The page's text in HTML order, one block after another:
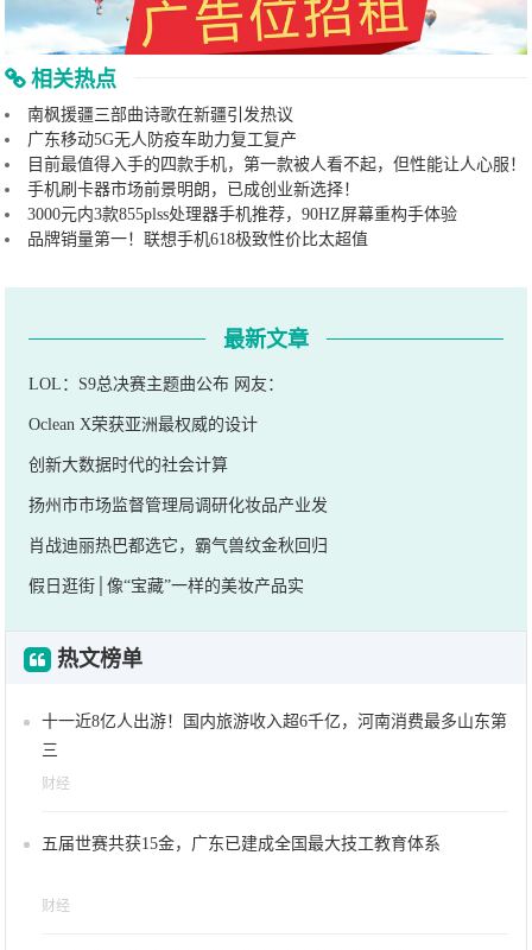
相关热点
南枫援疆三部曲诗歌在新疆引发热议
广东移动5G无人防疫车助力复工复产
目前最值得入手的四款手机，第一款被人看不起，但性能让人心服！
手机刷卡器市场前景明朗，已成创业新选择！
3000元内3款855plss处理器手机推荐，90HZ屏幕重构手体验
品牌销量第一！联想手机618极致性价比太超值
最新文章
LOL：S9总决赛主题曲公布 网友：
Oclean X荣获亚洲最权威的设计
创新大数据时代的社会计算
扬州市市场监督管理局调研化妆品产业发
肖战迪丽热巴都选它，霸气兽纹金秋回归
假日逛街│像“宝藏”一样的美妆产品实
热文榜单
十一近8亿人出游！国内旅游收入超6千亿，河南消费最多山东第
三
财经
五届世赛共获15金，广东已建成全国最大技工教育体系
财经